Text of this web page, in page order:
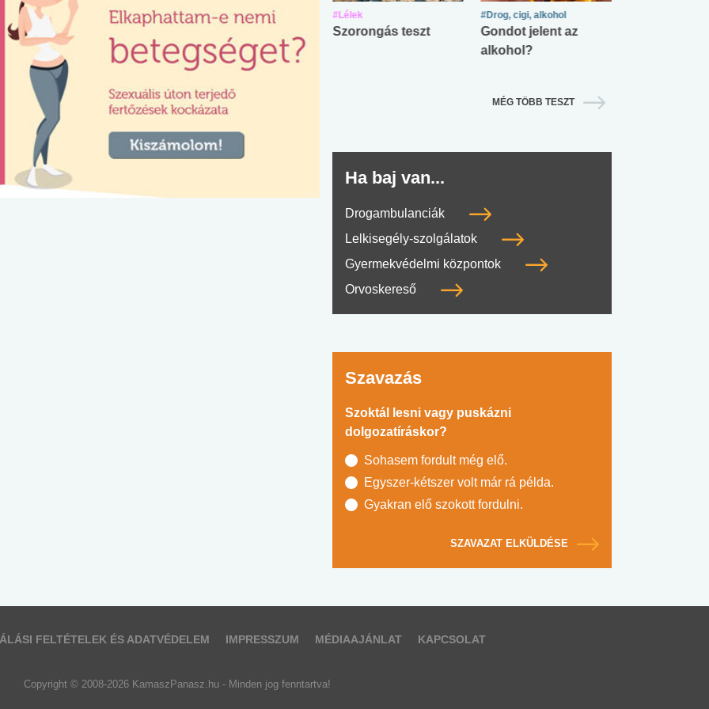
#Suli, munka
Angol középfokú
nyelvvizsga teszt -
No.42
#Suli, munka
teszt
#Lélek
Szorongás teszt
#Drog, cigi, alkohol
Gondot jelent az
alkohol?
MÉG TÖBB TESZT
Ha baj van...
Drogambulanciák
Lelkisegély-szolgálatok
Gyermekvédelmi központok
Orvoskereső
Szavazás
Szoktál lesni vagy puskázni
dolgozatíráskor?
Sohasem fordult még elő.
Egyszer-kétszer volt már rá példa.
Gyakran elő szokott fordulni.
SZAVAZAT ELKÜLDÉSE
FELTÉTELEK ÉS ADATVÉDELEM IMPRESSZUM MÉDIAAJÁNLAT KAPCSOLAT
Copyright © 2008-2026 KamaszPanasz.hu - Minden jog fenntartva!